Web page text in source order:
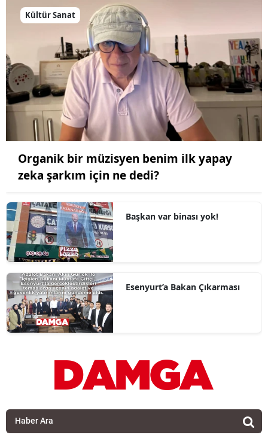
Kültür Sanat
Organik bir müzisyen benim ilk yapay
zeka şarkım için ne dedi?
Başkan var binası yok!
Esenyurt’a Bakan Çıkarması